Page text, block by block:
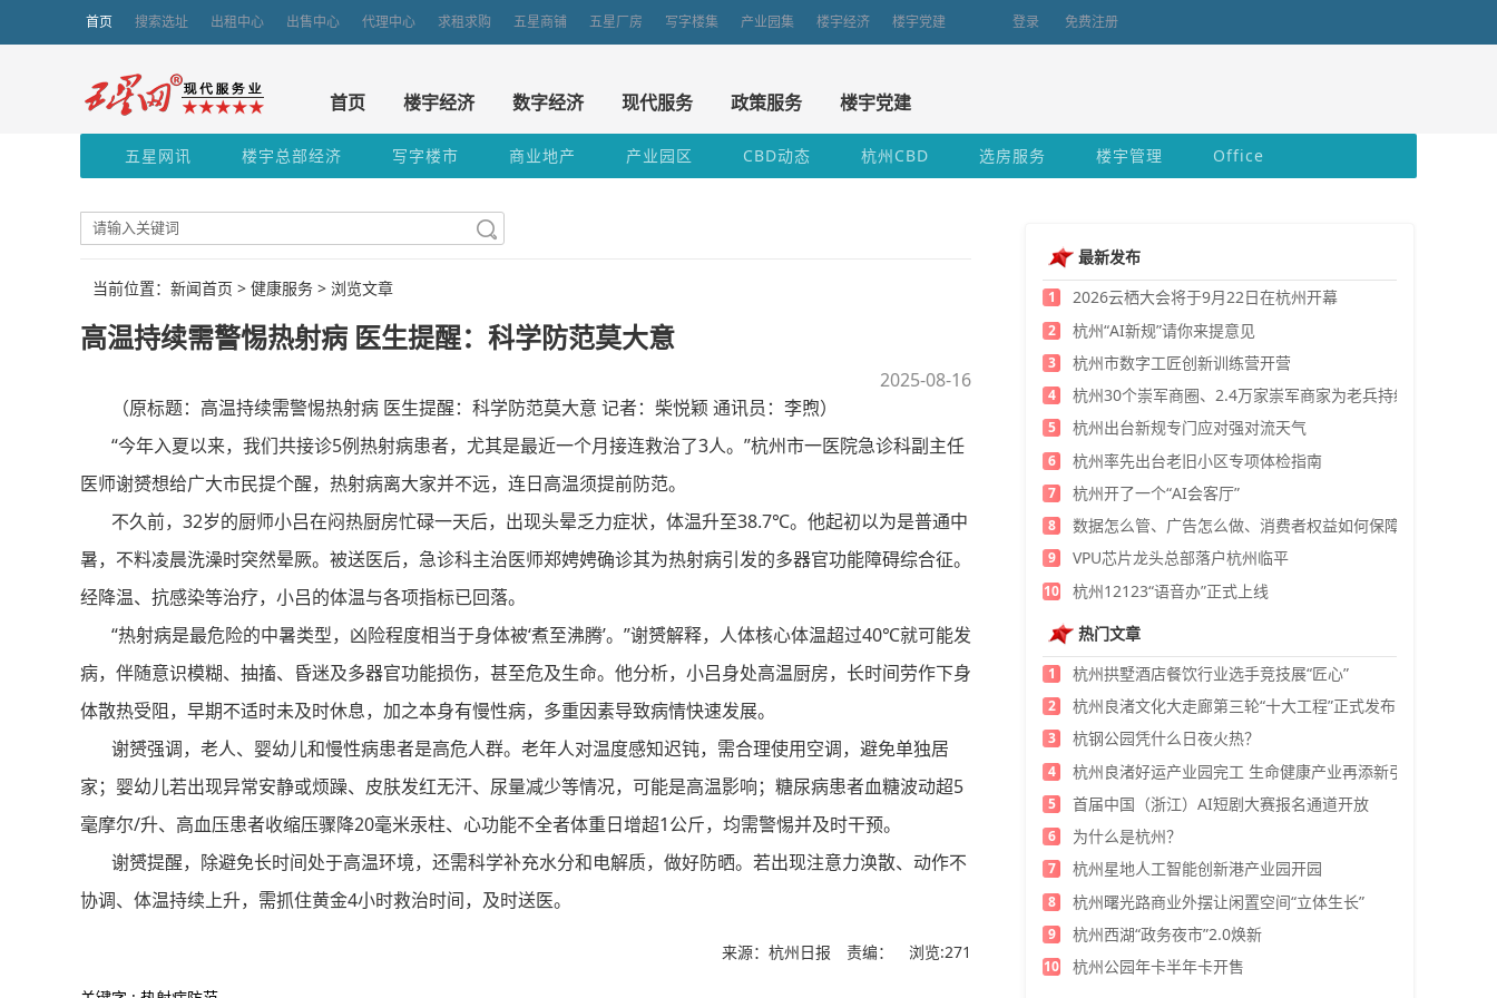
首页 搜索选址 出租中心 出售中心 代理中心 求租求购 五星商铺 五星厂房 写字楼集 产业园集 楼宇经济 楼宇党建 登录 免费注册
首页 楼宇经济 数字经济 现代服务 政策服务 楼宇党建
五星网讯 楼宇总部经济 写字楼市 商业地产 产业园区 CBD动态 杭州CBD 选房服务 楼宇管理 Office
当前位置：新闻首页 > 健康服务 > 浏览文章
高温持续需警惕热射病 医生提醒：科学防范莫大意
2025-08-16
（原标题：高温持续需警惕热射病 医生提醒：科学防范莫大意 记者：柴悦颖 通讯员：李煦）
“今年入夏以来，我们共接诊5例热射病患者，尤其是最近一个月接连救治了3人。”杭州市一医院急诊科副主任
医师谢赟想给广大市民提个醒，热射病离大家并不远，连日高温须提前防范。
不久前，32岁的厨师小吕在闷热厨房忙碌一天后，出现头晕乏力症状，体温升至38.7℃。他起初以为是普通中
暑，不料凌晨洗澡时突然晕厥。被送医后，急诊科主治医师郑娉娉确诊其为热射病引发的多器官功能障碍综合征。
经降温、抗感染等治疗，小吕的体温与各项指标已回落。
“热射病是最危险的中暑类型，凶险程度相当于身体被‘煮至沸腾’。”谢赟解释，人体核心体温超过40℃就可能发
病，伴随意识模糊、抽搐、昏迷及多器官功能损伤，甚至危及生命。他分析，小吕身处高温厨房，长时间劳作下身
体散热受阻，早期不适时未及时休息，加之本身有慢性病，多重因素导致病情快速发展。
谢赟强调，老人、婴幼儿和慢性病患者是高危人群。老年人对温度感知迟钝，需合理使用空调，避免单独居
家；婴幼儿若出现异常安静或烦躁、皮肤发红无汗、尿量减少等情况，可能是高温影响；糖尿病患者血糖波动超5
毫摩尔/升、高血压患者收缩压骤降20毫米汞柱、心功能不全者体重日增超1公斤，均需警惕并及时干预。
谢赟提醒，除避免长时间处于高温环境，还需科学补充水分和电解质，做好防晒。若出现注意力涣散、动作不
协调、体温持续上升，需抓住黄金4小时救治时间，及时送医。
来源：杭州日报 责编： 浏览:271
最新发布
1 2026云栖大会将于9月22日在杭州开幕
2 杭州“AI新规”请你来提意见
3 杭州市数字工匠创新训练营开营
4 杭州30个崇军商圈、2.4万家崇军商家为老兵持续发福利
5 杭州出台新规专门应对强对流天气
6 杭州率先出台老旧小区专项体检指南
7 杭州开了一个“AI会客厅”
8 数据怎么管、广告怎么做、消费者权益如何保障？
9 VPU芯片龙头总部落户杭州临平
10
杭州12123“语音办”正式上线
热门文章
1 杭州拱墅酒店餐饮行业选手竞技展“匠心”
2 杭州良渚文化大走廊第三轮“十大工程”正式发布
3 杭钢公园凭什么日夜火热？
4 杭州良渚好运产业园完工 生命健康产业再添新引擎
5 首届中国（浙江）AI短剧大赛报名通道开放
6 为什么是杭州？
7 杭州星地人工智能创新港产业园开园
8 杭州曙光路商业外摆让闲置空间“立体生长”
9 杭州西湖“政务夜市”2.0焕新
10 杭州公园年卡半年卡开售